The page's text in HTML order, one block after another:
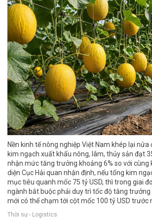
Nền kinh tế nông nghiệp Việt Nam khép lại
kim ngạch xuất khẩu nông, lâm, thủy sản đạt
nhận mức tăng trưởng khoảng 6% so với cùng
diện Cục Hải quan nhận định, nếu tổng kim
mục tiêu quanh mốc 75 tỷ USD, thì trong giai
ngành bắt buộc phải duy trì tốc độ tăng
mới có thể chạm tới cột mốc 100 tỷ USD trước
Thời sự - Logistics